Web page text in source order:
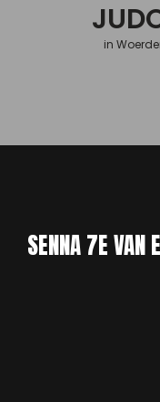
in
SENNA 7E